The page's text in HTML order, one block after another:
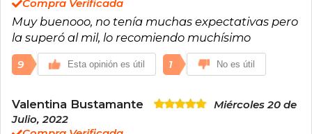
Compra Verificada
Muy buenooo, no tenía muchas expectativas pero
la superó al mil, lo recomiendo muchísimo
9 Esta opinión es útil 1 No es útil
Valentina Bustamante
Miércoles 20 de
Julio, 2022